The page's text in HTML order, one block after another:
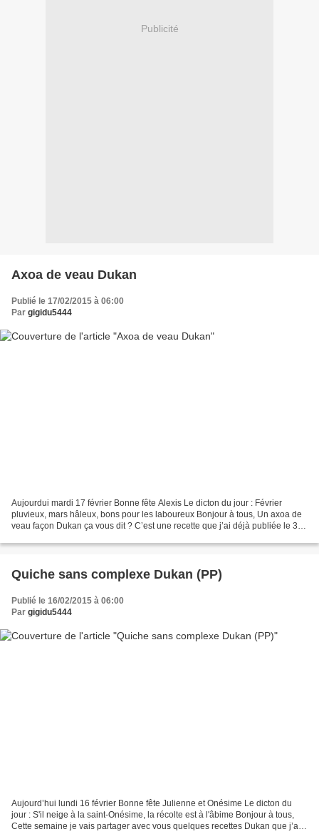
Publicité
Axoa de veau Dukan
Publié le 17/02/2015 à 06:00
Par gigidu5444
Aujourdui mardi 17 février Bonne fête Alexis Le dicton du jour : Février
pluvieux, mars hâleux, bons pour les laboureux Bonjour à tous, Un axoa de
veau façon Dukan ça vous dit ? C’est une recette que j’ai déjà publiée le 31
Quiche sans complexe Dukan (PP)
Publié le 16/02/2015 à 06:00
Par gigidu5444
Aujourd’hui lundi 16 février Bonne fête Julienne et Onésime Le dicton du
jour : S'il neige à la saint-Onésime, la récolte est à l'âbime Bonjour à tous,
Cette semaine je vais partager avec vous quelques recettes Dukan que j’ai